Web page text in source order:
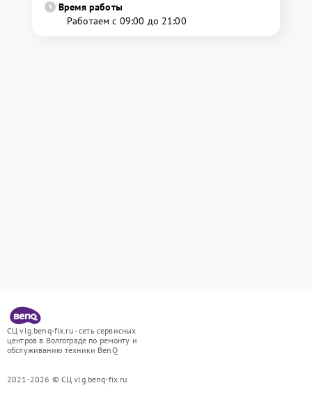
Время работы
Работаем с 09:00 до 21:00
СЦ vlg.benq-fix.ru - сеть сервисных
центров в Волгограде по ремонту и
обслуживанию техники BenQ
2021-2026 © СЦ vlg.benq-fix.ru